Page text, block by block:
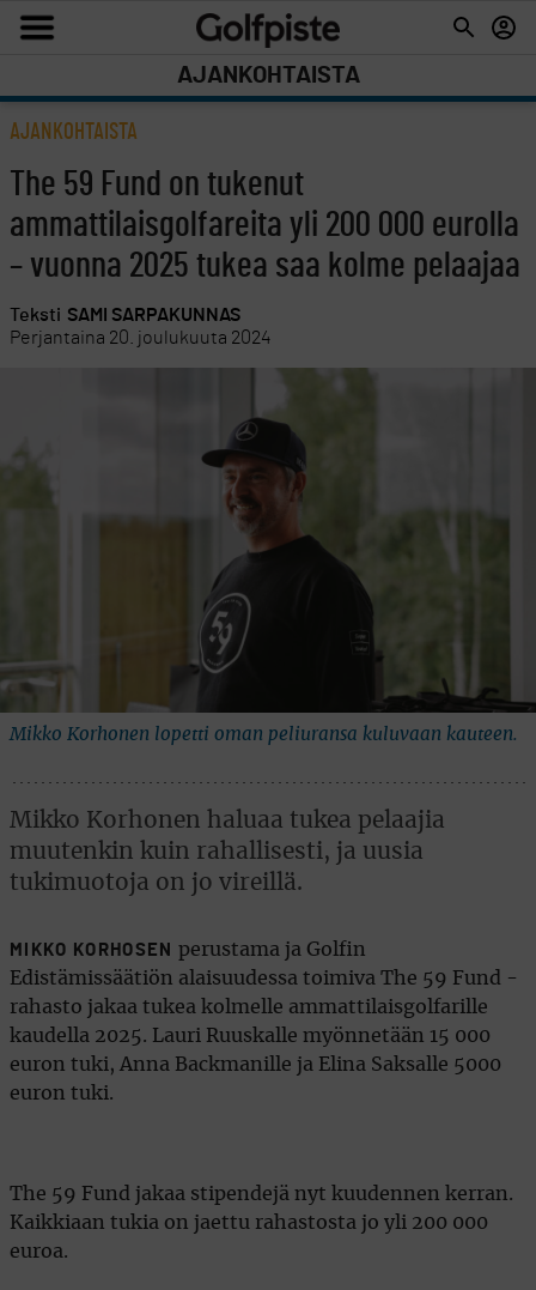
AJANKOHTAISTA
AJANKOHTAISTA
The 59 Fund on tukenut
ammattilaisgolfareita yli 200 000 eurolla
– vuonna 2025 tukea saa kolme pelaajaa
Teksti SAMI SARPAKUNNAS
Perjantaina 20. joulukuuta 2024
Mikko Korhonen lopetti oman peliuransa kuluvaan kauteen.
Mikko Korhonen haluaa tukea pelaajia
muutenkin kuin rahallisesti, ja uusia
tukimuotoja on jo vireillä.
MIKKO KORHOSEN perustama ja Golfin
Edistämissäätiön alaisuudessa toimiva The 59 Fund -
rahasto jakaa tukea kolmelle ammattilaisgolfarille
kaudella 2025. Lauri Ruuskalle myönnetään 15 000
euron tuki, Anna Backmanille ja Elina Saksalle 5000
euron tuki.
The 59 Fund jakaa stipendejä nyt kuudennen kerran.
Kaikkiaan tukia on jaettu rahastosta jo yli 200 000
euroa.